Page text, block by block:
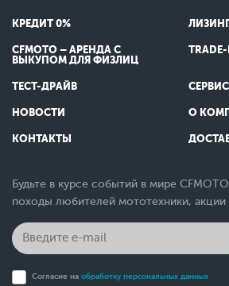
КРЕДИТ 0%
CFMOTO – АРЕНДА С
ВЫКУПОМ ДЛЯ ФИЗЛИЦ
ТЕСТ-ДРАЙВ СЕРВИС
НОВОСТИ О
КОНТАКТЫ
Будьте в курсе событий в мире
походы любителей мототехники, акции
Согласие на обработку персональных данных